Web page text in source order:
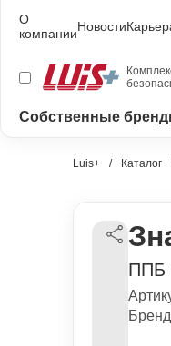
О
компанииНовости
Собственные
Luis+ Каталог
ППБ
Бренд